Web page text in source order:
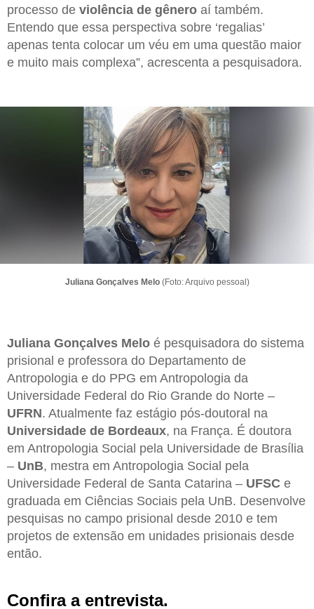
processo de violência de gênero aí também.
Entendo que essa perspectiva sobre ‘regalias’
apenas tenta colocar um véu em uma questão maior
e muito mais complexa”, acrescenta a pesquisadora.
Juliana Gonçalves Melo(Foto: Arquivo pessoal)
Juliana Gonçalves Melo é pesquisadora do sistema
prisional e professora do Departamento de
Antropologia e do PPG em Antropologia da
Universidade Federal do Rio Grande do Norte –
UFRN. Atualmente faz estágio pós-doutoral na
Universidade de Bordeaux, na França. É doutora
em Antropologia Social pela Universidade de Brasília
– UnB, mestra em Antropologia Social pela
Universidade Federal de Santa Catarina – UFSC e
graduada em Ciências Sociais pela UnB. Desenvolve
pesquisas no campo prisional desde 2010 e tem
projetos de extensão em unidades prisionais desde
então.
Confira a entrevista.